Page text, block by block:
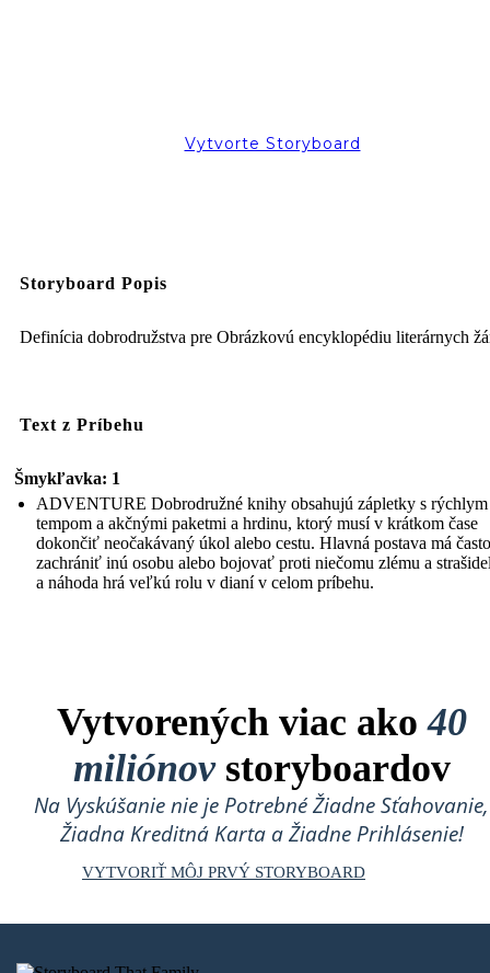
Vytvorte Storyboard
Storyboard Popis
Definícia dobrodružstva pre Obrázkovú encyklopédiu literárnych
Text z Príbehu
Šmykľavka: 1
ADVENTURE Dobrodružné knihy obsahujú zápletky s rýchlym
tempom a akčnými paketmi a hrdinu, ktorý musí v krátkom čase
dokončiť neočakávaný úkol alebo cestu. Hlavná postava má
zachrániť inú osobu alebo bojovať proti niečomu zlému a
a náhoda hrá veľkú rolu v dianí v celom príbehu.
Vytvorených viac ako40
miliónovstoryboardov
Na Vyskúšanie nie je Potrebné Žiadne Sťahovanie,
Žiadna Kreditná Karta a Žiadne Prihlásenie!
VYTVORIŤ MÔJ PRVÝ STORYBOARD